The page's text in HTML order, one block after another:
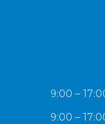
9:00 –
9:00 –